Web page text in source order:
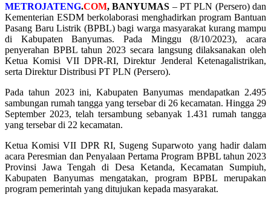
METROJATENG.COM, BANYUMAS – PT PLN (Persero) dan
Kementerian ESDM berkolaborasi menghadirkan program Bantuan
Pasang Baru Listrik (BPBL) bagi warga masyarakat kurang mampu
di Kabupaten Banyumas. Pada Minggu (8/10/2023), acara
penyerahan BPBL tahun 2023 secara langsung dilaksanakan oleh
Ketua Komisi VII DPR-RI, Direktur Jenderal Ketenagalistrikan,
serta Direktur Distribusi PT PLN (Persero).
Pada tahun 2023 ini, Kabupaten Banyumas mendapatkan 2.495
sambungan rumah tangga yang tersebar di 26 kecamatan. Hingga 29
September 2023, telah tersambung sebanyak 1.431 rumah tangga
yang tersebar di 22 kecamatan.
Ketua Komisi VII DPR RI, Sugeng Suparwoto yang hadir dalam
acara Peresmian dan Penyalaan Pertama Program BPBL tahun 2023
Provinsi Jawa Tengah di Desa Ketanda, Kecamatan Sumpiuh,
Kabupaten Banyumas mengatakan, program BPBL merupakan
program pemerintah yang ditujukan kepada masyarakat.